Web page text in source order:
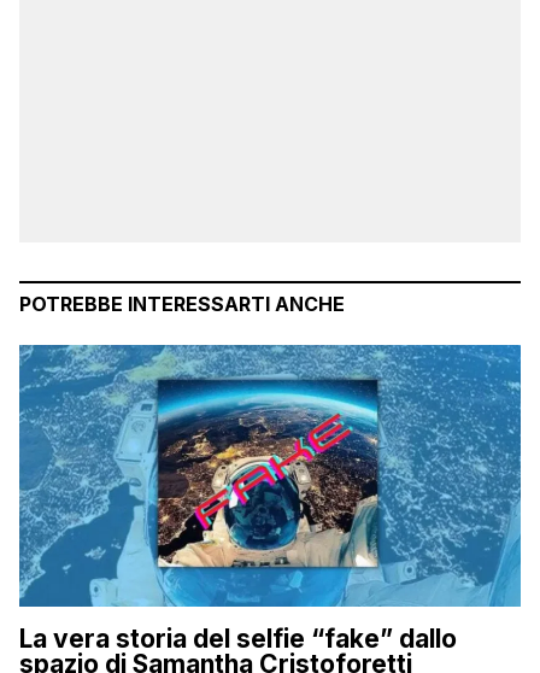
POTREBBE INTERESSARTI ANCHE
La vera storia del selfie “fake” dallo
spazio di Samantha Cristoforetti